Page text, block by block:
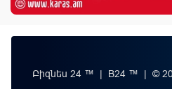
Բիզնես 24 ™ | B24 ™ | ©